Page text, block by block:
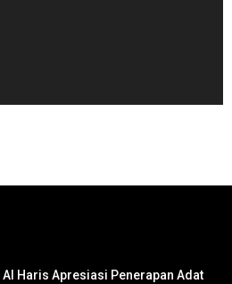
Al Haris Apresiasi Penerapan Adat